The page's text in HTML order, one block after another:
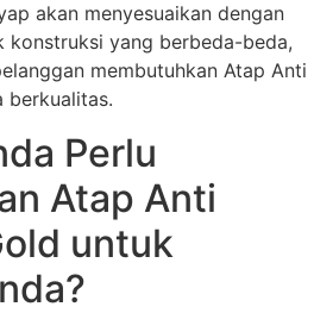
akan menyesuaikan dengan
konstruksi yang berbeda-beda,
membutuhkan Atap Anti
berkualitas.
Perlu
Atap Anti
untuk